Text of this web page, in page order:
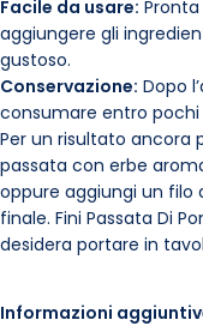
Facile da usare: Pronta
aggiungere gli
gustoso.
Conservazione: Dopo
consumare entro
Per un risultato ancora
passata con erbe
oppure aggiungi un filo
finale. Fini Passata Di
desidera portare in
Informazioni